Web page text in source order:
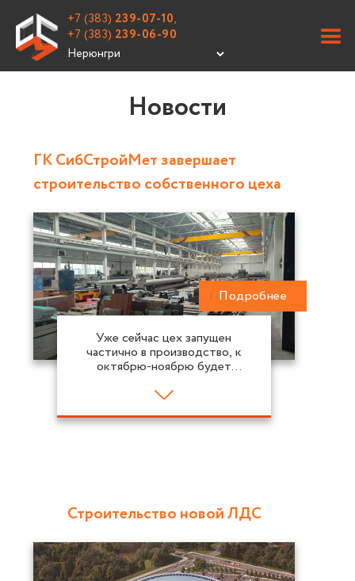
+7 (383) 239-07-10,
+7 (383) 239-06-90
Новости
ГК СибСтройМет завершает
строительство собственного цеха
Уже сейчас цех запущен
частично в производство, к
октябрю-ноябрю будет
Подробнее
Строительство новой ЛДС